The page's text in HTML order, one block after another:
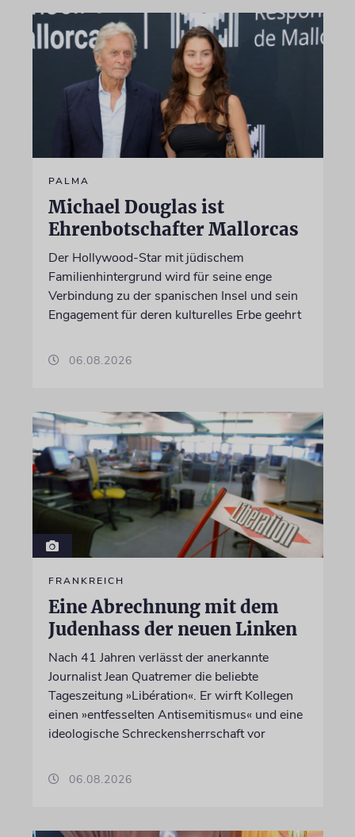
PALMA
Michael Douglas ist
Ehrenbotschafter Mallorcas
Der Hollywood-Star mit jüdischem
Familienhintergrund wird für seine enge
Verbindung zu der spanischen Insel und sein
Engagement für deren kulturelles Erbe geehrt
06.08.2026
FRANKREICH
Eine Abrechnung mit dem
Judenhass der neuen Linken
Nach 41 Jahren verlässt der anerkannte
Journalist Jean Quatremer die beliebte
Tageszeitung »Libération«. Er wirft Kollegen
einen »entfesselten Antisemitismus« und eine
ideologische Schreckensherrschaft vor
06.08.2026